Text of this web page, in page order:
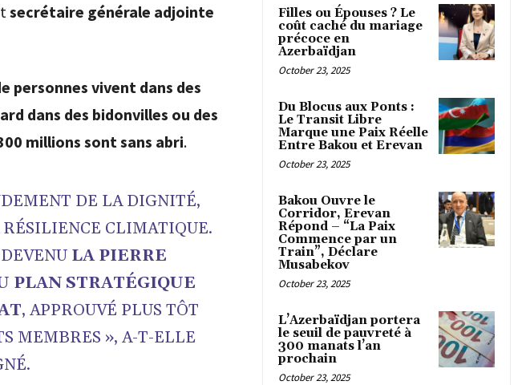
secrétaire générale adjointe
personnes vivent dans des
dans des bidonvilles ou des
millions sont sans abri.
DE LA DIGNITÉ,
CLIMATIQUE.
LA PIERRE
PLAN STRATÉGIQUE
, APPROUVÉ PLUS TÔT
MEMBRES », A-T-ELLE
Filles ou Épouses ? Le
coût caché du mariage
précoce en
Azerbaïdjan
October 23, 2025
Du Blocus aux Ponts :
Le Transit Libre
Marque une Paix Réelle
Entre Bakou et Erevan
October 23, 2025
Bakou Ouvre le
Corridor, Erevan
Répond – “La Paix
Commence par un
Train”, Déclare
Musabekov
October 23, 2025
L’Azerbaïdjan portera
le seuil de pauvreté à
300 manats l’an
prochain
October 23, 2025